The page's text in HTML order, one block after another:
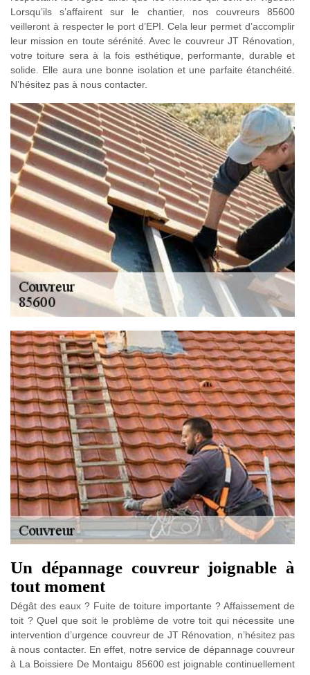
Lorsqu’ils s’affairent sur le chantier, nos couvreurs 85600
veilleront à respecter le port d’EPI. Cela leur permet d’accomplir
leur mission en toute sérénité. Avec le couvreur JT Rénovation,
votre toiture sera à la fois esthétique, performante, durable et
solide. Elle aura une bonne isolation et une parfaite étanchéité.
N’hésitez pas à nous contacter.
Un dépannage couvreur joignable à
tout moment
Dégât des eaux ? Fuite de toiture importante ? Affaissement de
toit ? Quel que soit le problème de votre toit qui nécessite une
intervention d’urgence couvreur de JT Rénovation, n’hésitez pas
à nous contacter. En effet, notre service de dépannage couvreur
à La Boissiere De Montaigu 85600 est joignable continuellement